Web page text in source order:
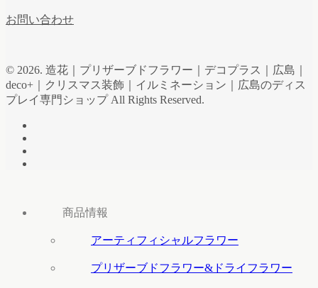
お問い合わせ
© 2026. 造花｜プリザーブドフラワー｜デコプラス｜広島｜
deco+｜クリスマス装飾｜イルミネーション｜広島のディス
プレイ専門ショップ All Rights Reserved.
商品情報
アーティフィシャルフラワー
プリザーブドフラワー&ドライフラワー